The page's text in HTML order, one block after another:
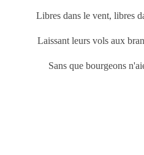
Libres dans le vent, libres
Laissant leurs vols aux
Sans que bourgeons